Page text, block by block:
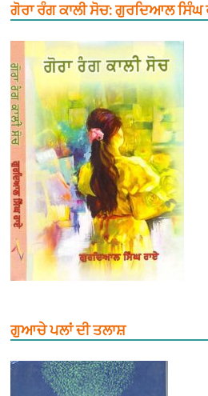
ਗੋਰਾ ਰੰਗ ਕਾਲੀ ਸੋਚ: ਗੁਰਦਿਆਲ ਸਿੰਘ
ਗੁਆਚੇ ਪਲਾਂ ਦੀ ਤਲਾਸ਼